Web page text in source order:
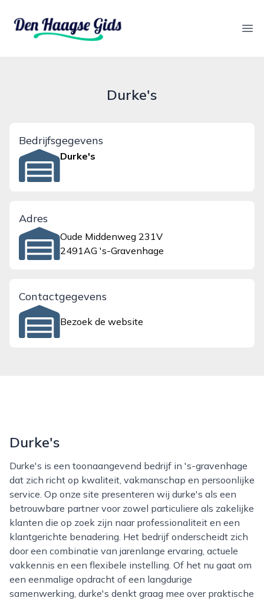
denhaagsegids.nl
Durke's
Bedrijfsgegevens
Durke's
Adres
Oude Middenweg 231V
2491AG 's-Gravenhage
Contactgegevens
Bezoek de website
Durke's
Durke's is een toonaangevend bedrijf in 's-gravenhage
dat zich richt op kwaliteit, vakmanschap en persoonlijke
service. Op onze site presenteren wij durke's als een
betrouwbare partner voor zowel particuliere als zakelijke
klanten die op zoek zijn naar professionaliteit en een
klantgerichte benadering. Het bedrijf onderscheidt zich
door een combinatie van jarenlange ervaring, actuele
vakkennis en een flexibele instelling. Of het nu gaat om
een eenmalige opdracht of een langdurige
samenwerking, durke's denkt graag mee over praktische